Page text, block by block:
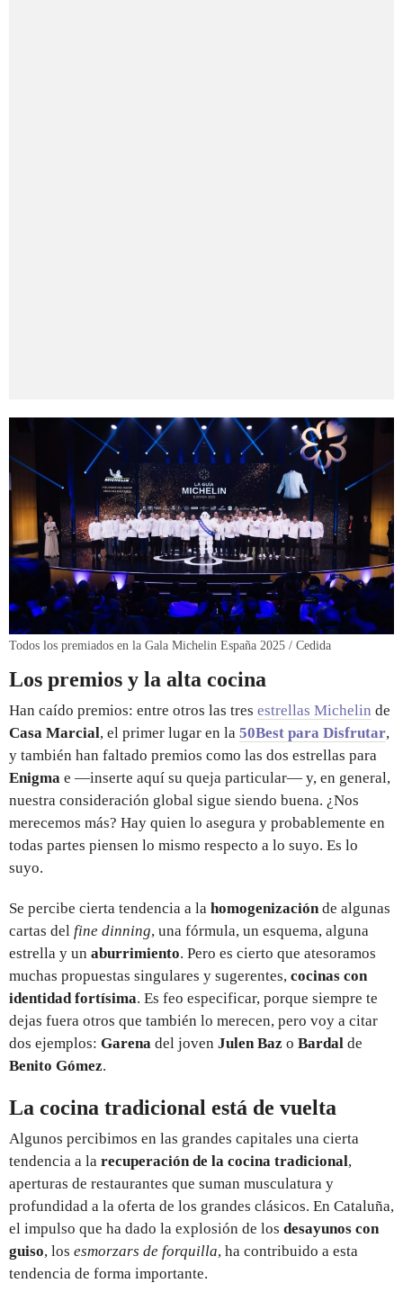
Todos los premiados en la Gala Michelin España 2025 / Cedida
Los premios y la alta cocina
Han caído premios: entre otros las tres estrellas Michelin de
Casa Marcial, el primer lugar en la 50Best para Disfrutar,
y también han faltado premios como las dos estrellas para
Enigma e —inserte aquí su queja particular— y, en general,
nuestra consideración global sigue siendo buena. ¿Nos
merecemos más? Hay quien lo asegura y probablemente en
todas partes piensen lo mismo respecto a lo suyo. Es lo
suyo.
Se percibe cierta tendencia a la homogenizaciónde algunas
cartas del fine dinning, una fórmula, un esquema, alguna
estrella y un aburrimiento. Pero es cierto que atesoramos
muchas propuestas singulares y sugerentes, cocinas con
identidad fortísima. Es feo especificar, porque siempre te
dejas fuera otros que también lo merecen, pero voy a citar
dos ejemplos: Garena del joven Julen Baz o Bardal de
Benito Gómez.
La cocina tradicional está de vuelta
Algunos percibimos en las grandes capitales una cierta
tendencia a la recuperación de la cocina tradicional,
aperturas de restaurantes que suman musculatura y
profundidad a la oferta de los grandes clásicos. En Cataluña,
el impulso que ha dado la explosión de los desayunos con
guiso, los esmorzars de forquilla, ha contribuido a esta
tendencia de forma importante.